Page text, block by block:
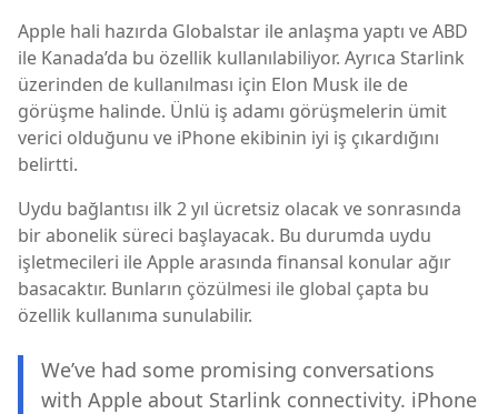
Apple hali hazırda Globalstar ile anlaşma yaptı ve ABD
ile Kanada’da bu özellik kullanılabiliyor. Ayrıca Starlink
üzerinden de kullanılması için Elon Musk ile de
görüşme halinde. Ünlü iş adamı görüşmelerin ümit
verici olduğunu ve iPhone ekibinin iyi iş çıkardığını
belirtti.
Uydu bağlantısı ilk 2 yıl ücretsiz olacak ve sonrasında
bir abonelik süreci başlayacak. Bu durumda uydu
işletmecileri ile Apple arasında finansal konular ağır
basacaktır. Bunların çözülmesi ile global çapta bu
özellik kullanıma sunulabilir.
We’ve had some promising conversations
with Apple about Starlink connectivity. iPhone